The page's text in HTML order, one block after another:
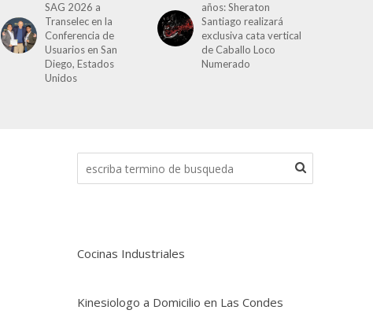
SAG 2026 a
Transelec en la
Conferencia de
Usuarios en San
Diego, Estados
Unidos
años: Sheraton
Santiago realizará
exclusiva cata vertical
de Caballo Loco
Numerado
Cocinas Industriales
Kinesiologo a Domicilio en Las Condes